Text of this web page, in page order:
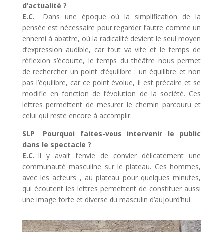
d’actualité ?
E.C._ Dans une époque où la simplification de la
pensée est nécessaire pour regarder l’autre comme un
ennemi à abattre, où la radicalité devient le seul moyen
d’expression audible, car tout va vite et le temps de
réflexion s’écourte, le temps du théâtre nous permet
de rechercher un point d’équilibre : un équilibre et non
pas l’équilibre, car ce point évolue, il est précaire et se
modifie en fonction de l’évolution de la société. Ces
lettres permettent de mesurer le chemin parcouru et
celui qui reste encore à accomplir.
SLP_
Pourquoi faites-vous intervenir le public
dans le spectacle ?
E.C._ Il y avait l’envie de convier délicatement une
communauté masculine sur le plateau. Ces hommes,
avec les acteurs , au plateau pour quelques minutes,
qui écoutent les lettres permettent de constituer aussi
une image forte et diverse du masculin d’aujourd’hui.